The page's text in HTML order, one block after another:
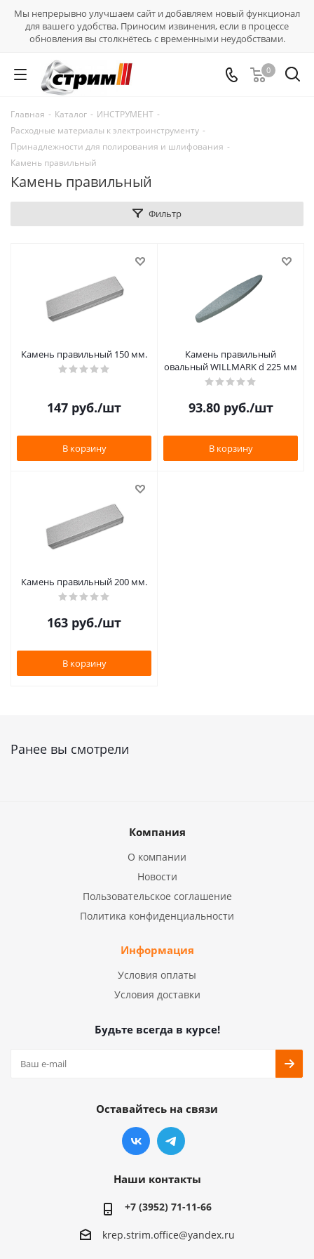
Мы непрерывно улучшаем сайт и добавляем новый функционал
для вашего удобства. Приносим извинения, если в процессе
обновления вы столкнётесь с временными неудобствами.
0
Главная - Каталог - ИНСТРУМЕНТ -
Расходные материалы к электроинструменту -
Принадлежности для полирования и шлифования -
Камень правильный
Камень правильный
Фильтр
Камень правильный 150 мм.
147 руб./шт
В корзину
Камень правильный
овальный WILLMARK d 225 мм
93.80руб./шт
В корзину
Камень правильный 200 мм.
163 руб./шт
В корзину
Ранее вы смотрели
Компания
О компании
Новости
Пользовательское соглашение
Политика конфиденциальности
Информация
Условия оплаты
Условия доставки
Будьте всегда в курсе!
Оставайтесь на связи
Наши контакты
+7 (3952) 71-11-66
krep.strim.office@yandex.ru